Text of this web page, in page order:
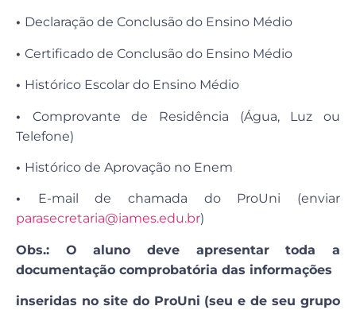
• Declaração de Conclusão do Ensino Médio
• Certificado de Conclusão do Ensino Médio
• Histórico Escolar do Ensino Médio
• Comprovante de Residência (Água, Luz ou
Telefone)
• Histórico de Aprovação no Enem
• E-mail de chamada do ProUni (enviar
parasecretaria@iames.edu.br)
Obs.: O aluno deve apresentar toda a
documentação comprobatória das informações
inseridas no site do ProUni (seu e de seu grupo